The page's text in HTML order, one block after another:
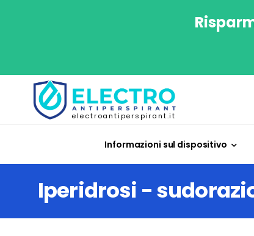
electroantiperspirant.it
Informazioni sul dispositivo
Iperidrosi -